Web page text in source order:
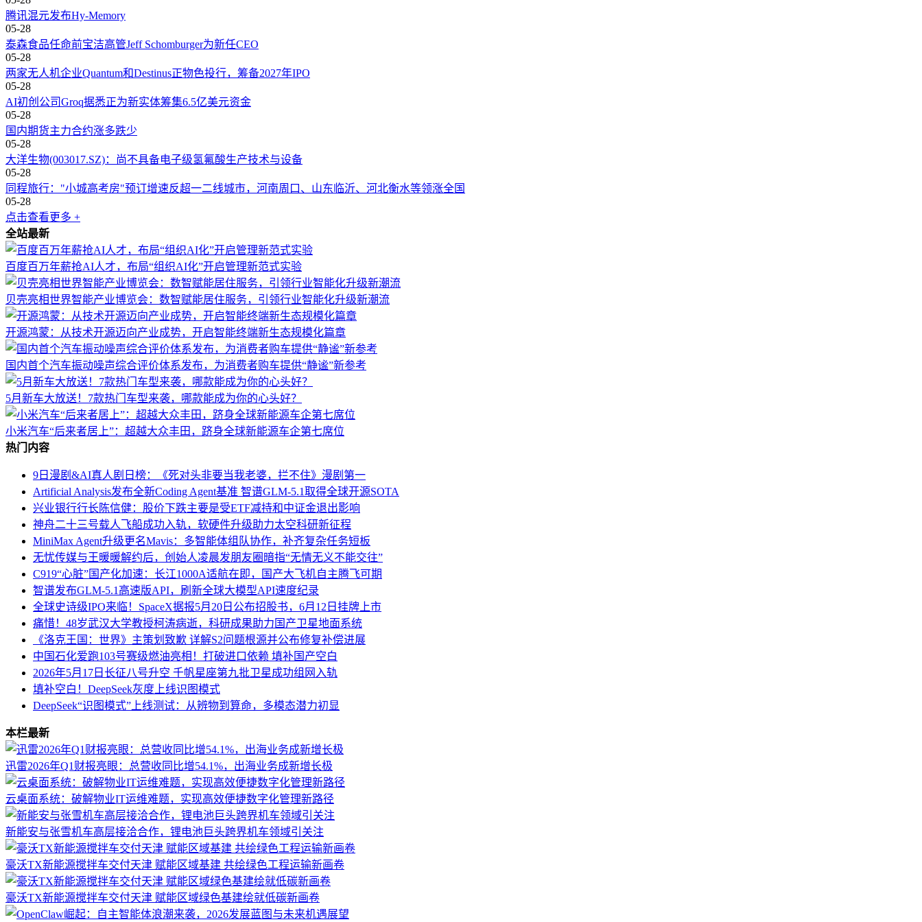
腾讯混元发布Hy-Memory
05-28
泰森食品任命前宝洁高管Jeff Schomburger为新任CEO
05-28
两家无人机企业Quantum和Destinus正物色投行，筹备2027年IPO
05-28
AI初创公司Groq据悉正为新实体筹集6.5亿美元资金
05-28
国内期货主力合约涨多跌少
05-28
大洋生物(003017.SZ)：尚不具备电子级氢氟酸生产技术与设备
05-28
同程旅行："小城高考房"预订增速反超一二线城市，河南周口、山东临沂、河北衡水等领涨全国
05-28
点击查看更多 +
全站最新
百度百万年薪抢AI人才，布局“组织AI化”开启管理新范式实验
贝壳亮相世界智能产业博览会：数智赋能居住服务，引领行业智能化升级新潮流
开源鸿蒙：从技术开源迈向产业成势，开启智能终端新生态规模化篇章
国内首个汽车振动噪声综合评价体系发布，为消费者购车提供“静谧”新参考
5月新车大放送！7款热门车型来袭，哪款能成为你的心头好？
小米汽车“后来者居上”：超越大众丰田，跻身全球新能源车企第七席位
热门内容
9日漫剧&AI真人剧日榜：《死对头非要当我老婆，拦不住》漫剧第一
Artificial Analysis发布全新Coding Agent基准 智谱GLM-5.1取得全球开源SOTA
兴业银行行长陈信健：股价下跌主要是受ETF减持和中证金退出影响
神舟二十三号载人飞船成功入轨，软硬件升级助力太空科研新征程
MiniMax Agent升级更名Mavis：多智能体组队协作，补齐复杂任务短板
无忧传媒与王暖暖解约后，创始人凌晨发朋友圈暗指“无情无义不能交往”
C919“心脏”国产化加速：长江1000A适航在即，国产大飞机自主腾飞可期
智谱发布GLM-5.1高速版API，刷新全球大模型API速度纪录
全球史诗级IPO来临！SpaceX据报5月20日公布招股书，6月12日挂牌上市
痛惜！48岁武汉大学教授柯涛病逝，科研成果助力国产卫星地面系统
《洛克王国：世界》主策划致歉 详解S2问题根源并公布修复补偿进展
中国石化爱跑103号赛级燃油亮相！打破进口依赖 填补国产空白
2026年5月17日长征八号升空 千帆星座第九批卫星成功组网入轨
填补空白！DeepSeek灰度上线识图模式
DeepSeek“识图模式”上线测试：从辨物到算命，多模态潜力初显
本栏最新
迅雷2026年Q1财报亮眼：总营收同比增54.1%，出海业务成新增长极
云桌面系统：破解物业IT运维难题，实现高效便捷数字化管理新路径
新能安与张雪机车高层接洽合作，锂电池巨头跨界机车领域引关注
豪沃TX新能源搅拌车交付天津 赋能区域基建 共绘绿色工程运输新画卷
豪沃TX新能源搅拌车交付天津 赋能区域绿色基建绘就低碳新画卷